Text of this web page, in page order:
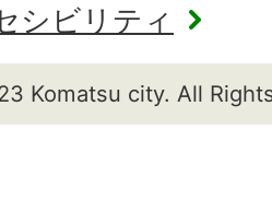
シビリティ
Komatsu city. All